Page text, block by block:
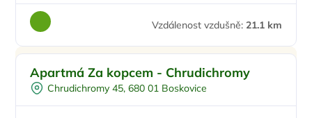
Vzdálenost vzdušně: 21.1 km
U lesa
Pro milovníky přírody
Apartmá Za kopcem - Chrudichromy
Chrudichromy 45, 680 01 Boskovice